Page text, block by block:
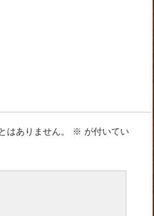
はありません。 ※ が付いてい